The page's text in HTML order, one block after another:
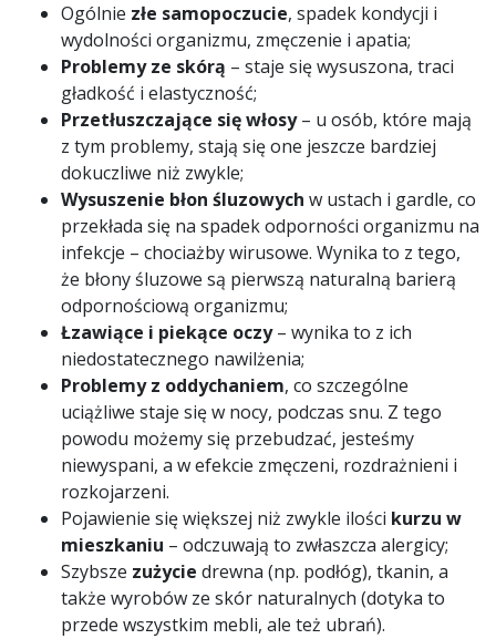
Ogólnie złe samopoczucie, spadek kondycji i
wydolności organizmu, zmęczenie i apatia;
Problemy ze skórą – staje się wysuszona, traci
gładkość i elastyczność;
Przetłuszczające się włosy– u osób, które mają
z tym problemy, stają się one jeszcze bardziej
dokuczliwe niż zwykle;
Wysuszenie błon śluzowych w ustach i gardle, co
przekłada się na spadek odporności organizmu na
infekcje – chociażby wirusowe. Wynika to z tego,
że błony śluzowe są pierwszą naturalną barierą
odpornościową organizmu;
Łzawiące i piekące oczy– wynika to z ich
niedostatecznego nawilżenia;
Problemy z oddychaniem, co szczególne
uciążliwe staje się w nocy, podczas snu. Z tego
powodu możemy się przebudzać, jesteśmy
niewyspani, a w efekcie zmęczeni, rozdrażnieni i
rozkojarzeni.
Pojawienie się większej niż zwykle ilości kurzu w
mieszkaniu – odczuwają to zwłaszcza alergicy;
Szybsze zużycie drewna (np. podłóg), tkanin, a
także wyrobów ze skór naturalnych (dotyka to
przede wszystkim mebli, ale też ubrań).